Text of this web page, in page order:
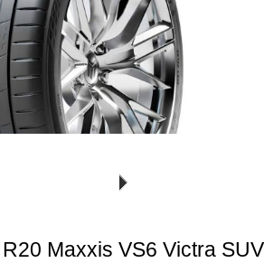
Maxxis VS6 Victra SUV